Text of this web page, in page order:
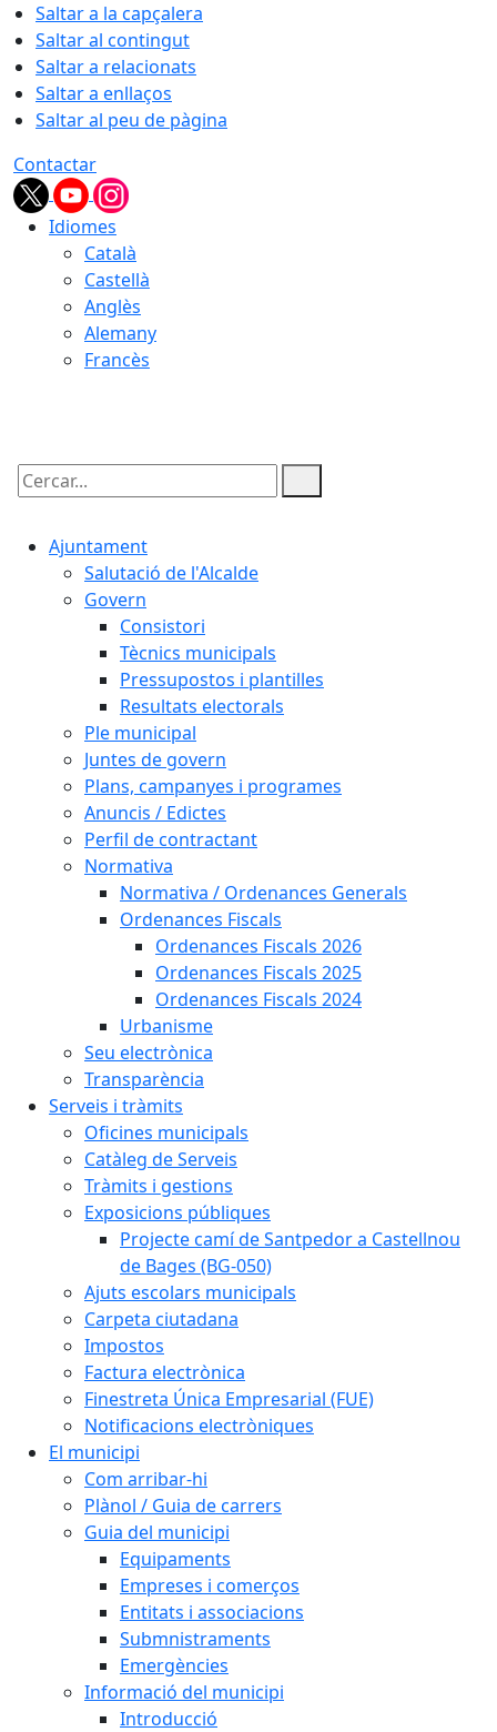
Saltar a la capçalera
Saltar al contingut
Saltar a relacionats
Saltar a enllaços
Saltar al peu de pàgina
Contactar
Idiomes
Català
Castellà
Anglès
Alemany
Francès
Cercar:
Ajuntament
Salutació de l'Alcalde
Govern
Consistori
Tècnics municipals
Pressupostos i plantilles
Resultats electorals
Ple municipal
Juntes de govern
Plans, campanyes i programes
Anuncis / Edictes
Perfil de contractant
Normativa
Normativa / Ordenances Generals
Ordenances Fiscals
Ordenances Fiscals 2026
Ordenances Fiscals 2025
Ordenances Fiscals 2024
Urbanisme
Seu electrònica
Transparència
Serveis i tràmits
Oficines municipals
Catàleg de Serveis
Tràmits i gestions
Exposicions públiques
Projecte camí de Santpedor a Castellnou
de Bages (BG-050)
Ajuts escolars municipals
Carpeta ciutadana
Impostos
Factura electrònica
Finestreta Única Empresarial (FUE)
Notificacions electròniques
El municipi
Com arribar-hi
Plànol / Guia de carrers
Guia del municipi
Equipaments
Empreses i comerços
Entitats i associacions
Submnistraments
Emergències
Informació del municipi
Introducció